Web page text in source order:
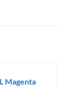
Magenta